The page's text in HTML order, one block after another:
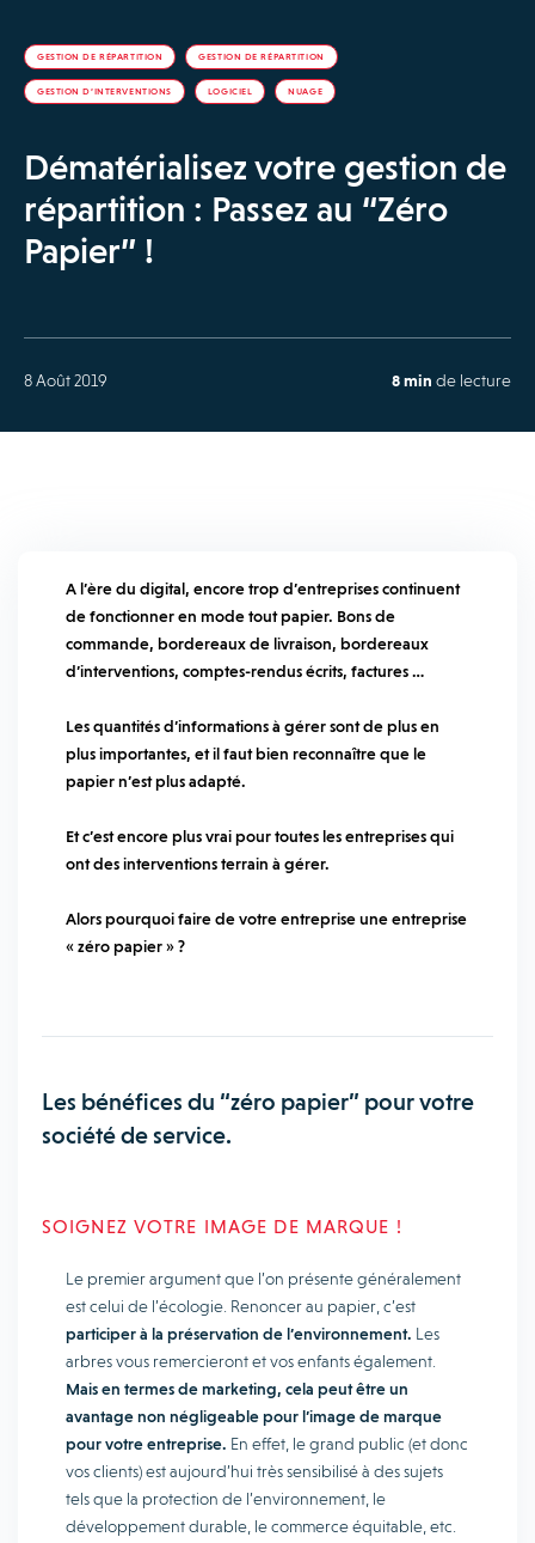
GESTION DE RÉPARTITION GESTION DE RÉPARTITION
GESTION D’INTERVENTIONS LOGICIEL NUAGE
Dématérialisez votre gestion de
répartition : Passez au “Zéro
Papier” !
8 Août 2019 8 min de lecture
A l’ère du digital, encore trop d’entreprises continuent
de fonctionner en mode tout papier. Bons de
commande, bordereaux de livraison, bordereaux
d’interventions, comptes-rendus écrits, factures …
Les quantités d’informations à gérer sont de plus en
plus importantes, et il faut bien reconnaître que le
papier n’est plus adapté.
Et c’est encore plus vrai pour toutes les entreprises qui
ont des interventions terrain à gérer.
Alors pourquoi faire de votre entreprise une entreprise
« zéro papier » ?
Les bénéfices du “zéro papier” pour votre
société de service.
SOIGNEZ VOTRE IMAGE DE MARQUE !
Le premier argument que l’on présente généralement
est celui de l’écologie. Renoncer au papier, c’est
participer à la préservation de l’environnement. Les
arbres vous remercieront et vos enfants également.
Mais en termes de marketing, cela peut être un
avantage non négligeable pour l’image de marque
pour votre entreprise. En effet, le grand public (et donc
vos clients) est aujourd’hui très sensibilisé à des sujets
tels que la protection de l’environnement, le
développement durable, le commerce équitable, etc.